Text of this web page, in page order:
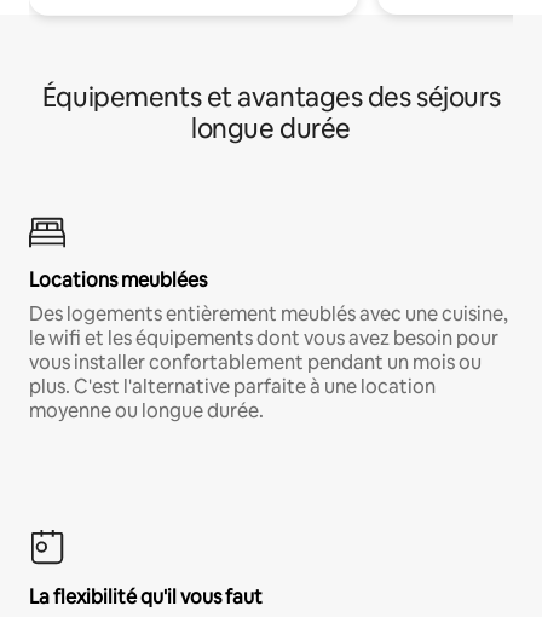
Équipements et avantages des séjours
longue durée
Locations meublées
Des logements entièrement meublés avec une cuisine,
le wifi et les équipements dont vous avez besoin pour
vous installer confortablement pendant un mois ou
plus. C'est l'alternative parfaite à une location
moyenne ou longue durée.
La flexibilité qu'il vous faut